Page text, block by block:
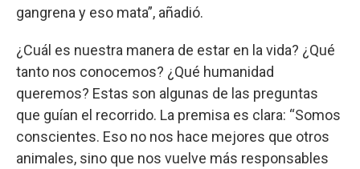
gangrena y eso mata”, añadió.
¿Cuál es nuestra manera de estar en la vida? ¿Qué
tanto nos conocemos? ¿Qué humanidad
queremos? Estas son algunas de las preguntas
que guían el recorrido. La premisa es clara: “Somos
conscientes. Eso no nos hace mejores que otros
animales, sino que nos vuelve más responsables